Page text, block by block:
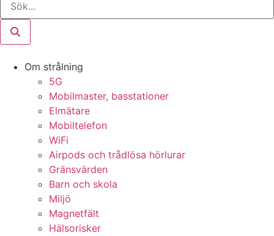
Om strålning
5G
Mobilmaster, basstationer
Elmätare
Mobiltelefon
WiFi
Airpods och trådlösa hörlurar
Gränsvärden
Barn och skola
Miljö
Magnetfält
Hälsorisker